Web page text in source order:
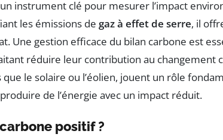
instrument clé pour mesurer l’impact
les émissions de gaz à effet de serre, il
Une gestion efficace du bilan carbone est
réduire leur contribution au changement
le solaire ou l’éolien, jouent un rôle
de l’énergie avec un impact réduit.
positif ?